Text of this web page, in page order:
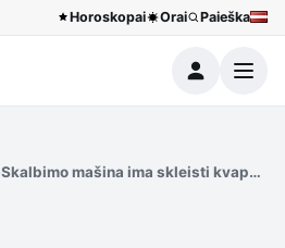
Horoskopai Orai Paieška
Meniu
Skalbimo mašina ima skleisti kvapą?